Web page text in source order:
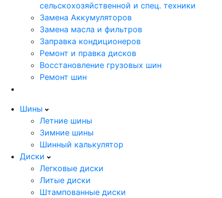
сельскохозяйственной и спец. техники
Замена Аккумуляторов
Замена масла и фильтров
Заправка кондиционеров
Ремонт и правка дисков
Восстановление грузовых шин
Ремонт шин
Шины
Летние шины
Зимние шины
Шинный калькулятор
Диски
Легковые диски
Литые диски
Штампованные диски